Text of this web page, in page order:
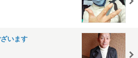
います